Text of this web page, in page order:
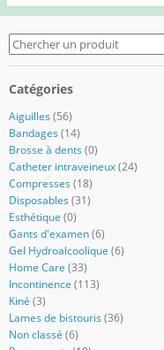
Search
for:
Catégories
Aiguilles (56)
Bandages (14)
Brosse à dents (0)
Catheter intraveineux (24)
Compresses (18)
Disposables (31)
Esthétique (0)
Gants d'examen (6)
Gel Hydroalcoolique (6)
Home Care (33)
Incontinence (113)
Kiné (3)
Lames de bistouris (36)
Non classé (6)